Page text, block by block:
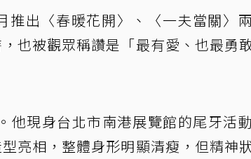
推出〈春暖花開〉、〈一夫當關〉
也被觀眾稱讚是「最有愛、也最勇
他現身台北市南港展覽館的尾牙活
亮相，整體身形明顯清瘦，但精神